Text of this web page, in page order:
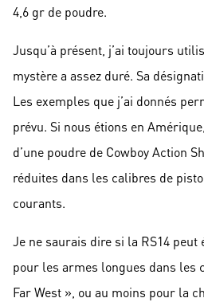
4,6 gr de poudre.
Jusqu’à présent, j’ai toujours
mystère a assez duré. Sa
Les exemples que j’ai donnés
prévu. Si nous étions en
d’une poudre de Cowboy Action
réduites dans les calibres de
courants.
Je ne saurais dire si la RS14
pour les armes longues dans les
Far West », ou au moins pour la